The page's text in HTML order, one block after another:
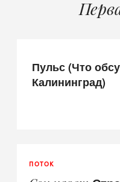
ПОТОК
Пульс (Что
Калининград)